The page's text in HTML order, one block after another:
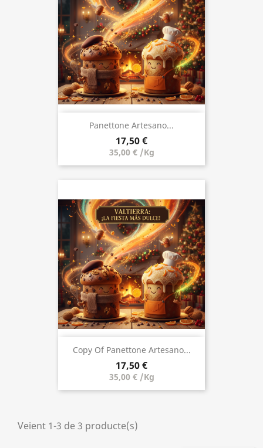
Panettone Artesano...
17,50 €
35,00 € /Kg
Copy Of Panettone Artesano...
17,50 €
35,00 € /Kg
Veient 1-3 de 3 producte(s)